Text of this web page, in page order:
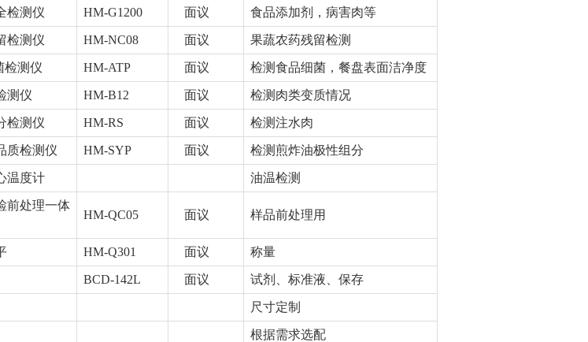
检测仪 HM-G1200 面议 食品添加剂，病害肉等
检测仪 HM-NC08 面议 果蔬农药残留检测
检测仪 HM-ATP 面议 检测食品细菌，餐盘表面洁净度
测仪 HM-B12 面议 检测肉类变质情况
检测仪 HM-RS 面议 检测注水肉
质检测仪 HM-SYP 面议 检测煎炸油极性组分
温度计 油温检测
前处理一体
HM-QC05 面议 样品前处理用
HM-Q301 面议 称量
BCD-142L 面议 试剂、标准液、保存
尺寸定制
根据需求选配